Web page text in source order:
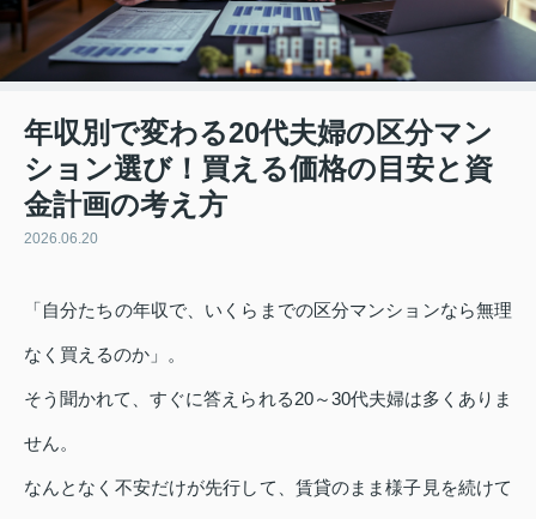
年収別で変わる20代夫婦の区分マン
ション選び！買える価格の目安と資
金計画の考え方
2026.06.20
「自分たちの年収で、いくらまでの区分マンションなら無理
なく買えるのか」。
そう聞かれて、すぐに答えられる20～30代夫婦は多くありま
せん。
なんとなく不安だけが先行して、賃貸のまま様子見を続けて